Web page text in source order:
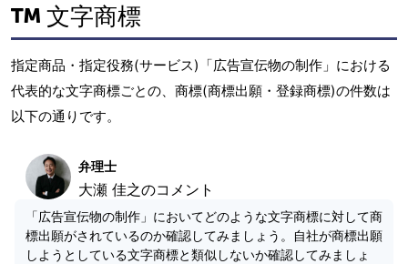
文字商標
指定商品・指定役務(サービス)「広告宣伝物の制作」における
代表的な文字商標ごとの、商標(商標出願・登録商標)の件数は
以下の通りです。
弁理士
大瀬 佳之のコメント
「広告宣伝物の制作」においてどのような文字商標に対して商
標出願がされているのか確認してみましょう。自社が商標出願
しようとしている文字商標と類似しないか確認してみましょ